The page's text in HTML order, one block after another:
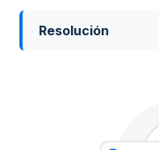
Resolución